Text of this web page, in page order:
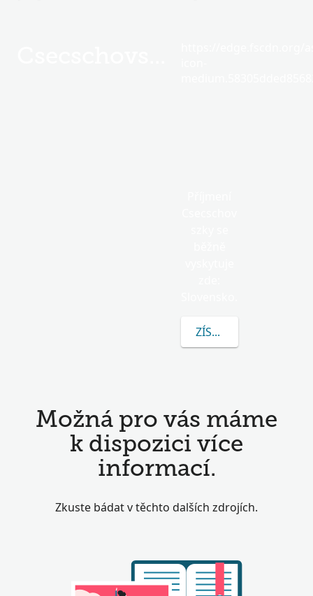
ZÍSKEJTE VÍCE
Možná pro vás máme
k dispozici více
informací.
Zkuste bádat v těchto dalších zdrojích.